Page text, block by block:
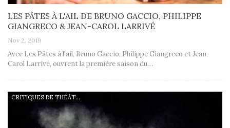
LES PÂTES À L'AIL DE BRUNO GACCIO, PHILIPPE
GIANGRECO & JEAN-CAROL LARRIVÉ
Nov 2, 2019
Avec Les Pâtes à l'ail, Bruno Gaccio, Philippe Giangreco et Jean-
Carol Larrivé, ouvrent la première saison du…
CRITIQUES DE THÉÂTRE